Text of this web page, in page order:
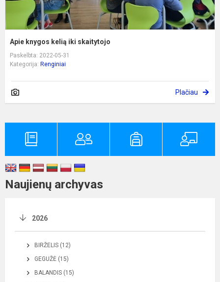
Apie knygos kelią iki skaitytojo
Paskelbta: 2022-05-31
Kategorija: Renginiai
Plačiau
Naujienų archyvas
2026
BIRŽELIS (12)
GEGUŽĖ (15)
BALANDIS (15)